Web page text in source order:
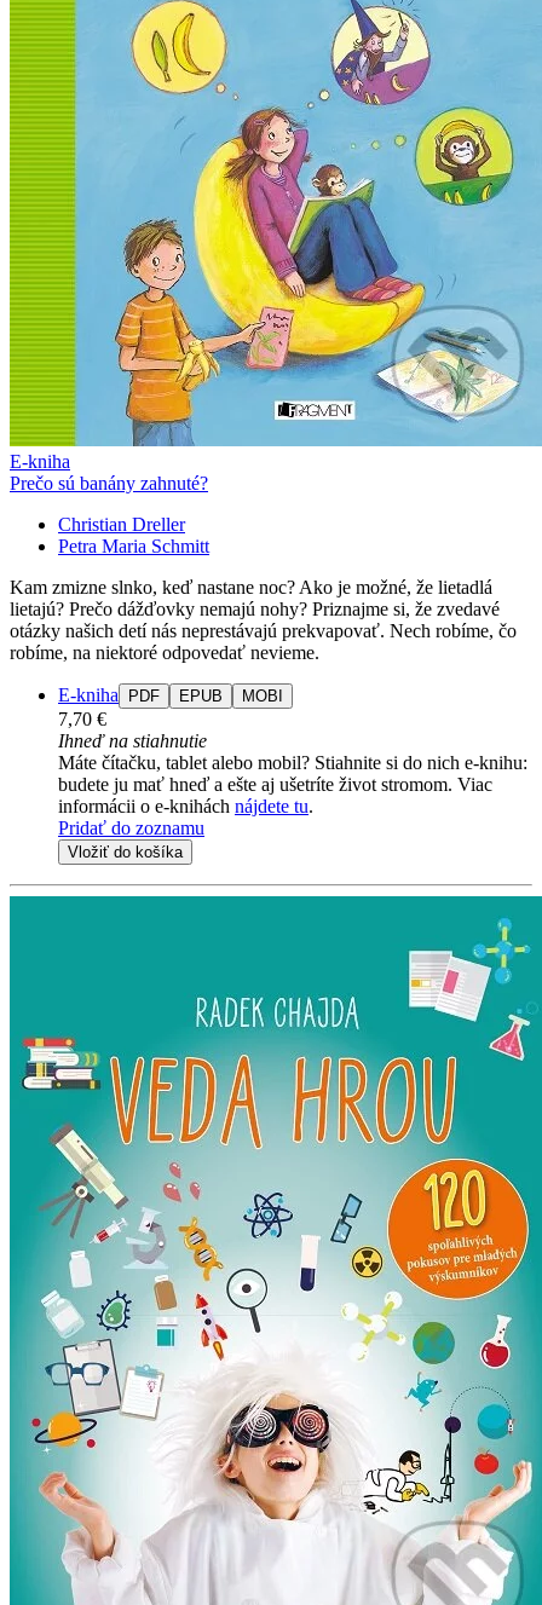
E-kniha
Prečo sú banány zahnuté?
Christian Dreller
Petra Maria Schmitt
Kam zmizne slnko, keď nastane noc? Ako je možné, že lietadlá
lietajú? Prečo dážďovky nemajú nohy? Priznajme si, že zvedavé
otázky našich detí nás neprestávajú prekvapovať. Nech robíme, čo
robíme, na niektoré odpovedať nevieme.
E-kniha PDF EPUB MOBI
7,70 €
Ihneď na stiahnutie
Máte čítačku, tablet alebo mobil? Stiahnite si do nich e-knihu:
budete ju mať hneď a ešte aj ušetríte život stromom. Viac
informácii o e-knihách nájdete tu.
Pridať do zoznamu
Vložiť do košíka